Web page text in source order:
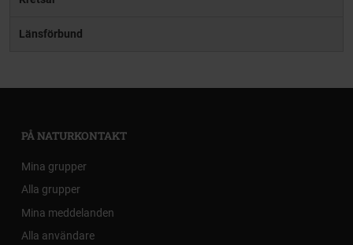
Länsförbund
PÅ NATURKONTAKT
Mina grupper
Alla grupper
Mina meddelanden
Alla användare